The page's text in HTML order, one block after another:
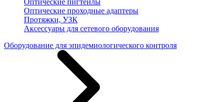
Оптические пигтейлы
Оптические проходные адаптеры
Протяжки, УЗК
Аксессуары для сетевого оборудования
Оборудование для эпидемиологического контроля